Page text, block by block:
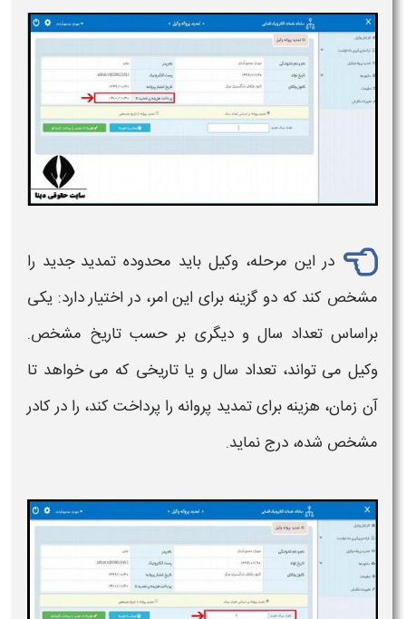
در این مرحله، وکیل باید محدوده تمدید جدید را
مشخص کند که دو گزینه برای این امر، در اختیار دارد: یکی
براساس تعداد سال و دیگری بر حسب تاریخ مشخص.
وکیل می تواند، تعداد سال و یا تاریخی که می خواهد تا
آن زمان، هزینه برایتمدید پروانه را پرداخت کند، را در کادر
مشخص شده، درج نماید.